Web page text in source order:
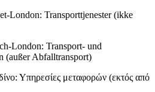
London: Transporttjenester (ikke
London: Transport- und
(außer Abfalltransport)
Υπηρεσίες μεταφορών (εκτός από